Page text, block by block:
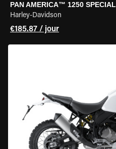
PAN AMERICA™ 1250 SPECIAL
Harley-Davidson
€185.87 / jour